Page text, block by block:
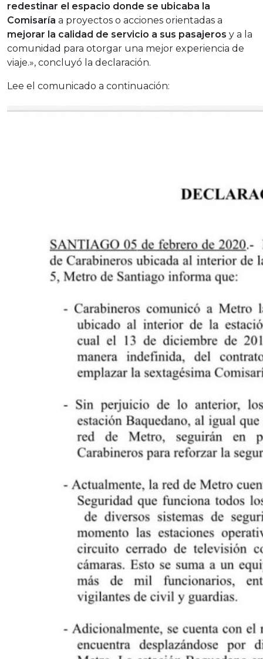
redestinar el espacio donde se ubicaba la
Comisaría a proyectos o acciones orientadas a
mejorar la calidad de servicio a sus pasajeros y a la
comunidad para otorgar una mejor experiencia de
viaje.», concluyó la declaración.
Lee el comunicado a continuación: